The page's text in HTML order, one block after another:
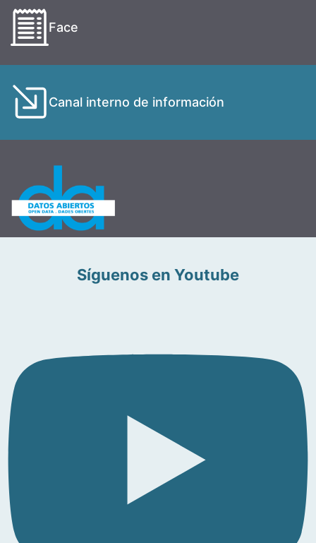
Face
Canal interno de información
Síguenos en Youtube